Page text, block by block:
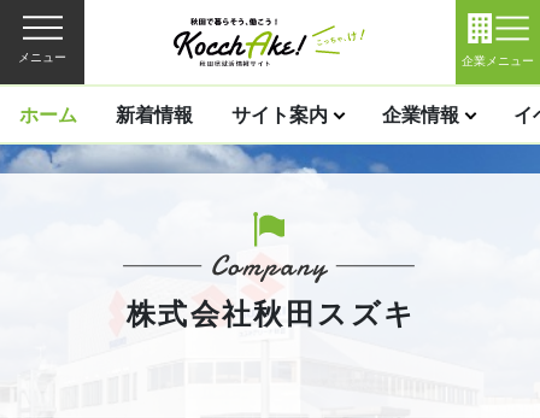
メニュー 企業メニュー
ホーム 新着情報 サイト案内 企業情報 イ
株式会社秋田スズキ